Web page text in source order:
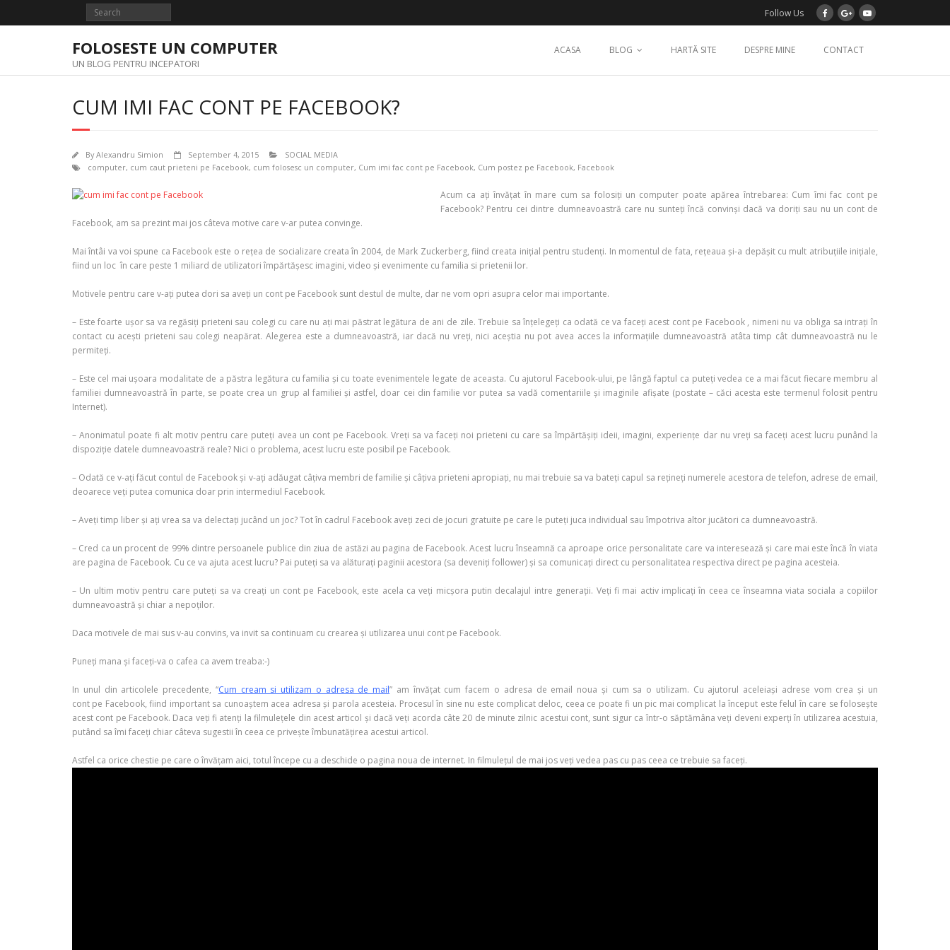
Follow Us
FOLOSESTE UN COMPUTER
UN BLOG PENTRU INCEPATORI
ACASA BLOG HARTĂ SITE DESPRE MINE CONTACT
CUM IMI FAC CONT PE FACEBOOK?
ByAlexandru Simion September 4, 2015
SOCIAL MEDIA
computer, cum caut prieteni pe Facebook, cum folosesc un computer, Cum imi fac cont pe Facebook, Cum postez pe Facebook, Facebook
Acum ca ați învățat în mare cum sa folosiți un computer poate apărea întrebarea: Cum îmi fac cont pe
Facebook? Pentru cei dintre dumneavoastră care nu sunteți încă convinși dacă va doriți sau nu un cont de
Facebook, am sa prezint mai jos câteva motive care v-ar putea convinge.
Mai întâi va voi spune ca Facebook este o rețea de socializare creata în 2004, de Mark Zuckerberg, fiind creata inițial pentru studenți. In momentul de fata, rețeaua și-a depășit cu mult atribuțiile inițiale,
fiind un loc în care peste 1 miliard de utilizatori împărtășesc imagini, video și evenimente cu familia si prietenii lor.
Motivele pentru care v-ați putea dori sa aveți un cont pe Facebook sunt destul de multe, dar ne vom opri asupra celor mai importante.
– Este foarte ușor sa va regăsiți prieteni sau colegi cu care nu ați mai păstrat legătura de ani de zile. Trebuie sa înțelegeți ca odată ce va faceți acest cont pe Facebook , nimeni nu va obliga sa intrați în
contact cu acești prieteni sau colegi neapărat. Alegerea este a dumneavoastră, iar dacă nu vreți, nici aceștia nu pot avea acces la informațiile dumneavoastră atâta timp cât dumneavoastră nu le
permiteți.
– Este cel mai ușoara modalitate de a păstra legătura cu familia și cu toate evenimentele legate de aceasta. Cu ajutorul Facebook-ului, pe lângă faptul ca puteți vedea ce a mai făcut fiecare membru al
familiei dumneavoastră în parte, se poate crea un grup al familiei și astfel, doar cei din familie vor putea sa vadă comentariile și imaginile afișate (postate – căci acesta este termenul folosit pentru
Internet).
– Anonimatul poate fi alt motiv pentru care puteți avea un cont pe Facebook. Vreți sa va faceți noi prieteni cu care sa împărtășiți ideii, imagini, experiențe dar nu vreți sa faceți acest lucru punând la
dispoziție datele dumneavoastră reale? Nici o problema, acest lucru este posibil pe Facebook.
– Odată ce v-ați făcut contul de Facebook și v-ați adăugat câțiva membri de familie și câțiva prieteni apropiați, nu mai trebuie sa va bateți capul sa rețineți numerele acestora de telefon, adrese de email,
deoarece veți putea comunica doar prin intermediul Facebook.
– Aveți timp liber și ați vrea sa va delectați jucând un joc? Tot în cadrul Facebook aveți zeci de jocuri gratuite pe care le puteți juca individual sau împotriva altor jucători ca dumneavoastră.
– Cred ca un procent de 99% dintre persoanele publice din ziua de astăzi au pagina de Facebook. Acest lucru înseamnă ca aproape orice personalitate care va interesează și care mai este încă în viata
are pagina de Facebook. Cu ce va ajuta acest lucru? Pai puteți sa va alăturați paginii acestora (sa deveniți follower) și sa comunicați direct cu personalitatea respectiva direct pe pagina acesteia.
– Un ultim motiv pentru care puteți sa va creați un cont pe Facebook, este acela ca veți micșora putin decalajul intre generații. Veți fi mai activ implicați în ceea ce înseamna viata sociala a copiilor
dumneavoastră și chiar a nepoților.
Daca motivele de mai sus v-au convins, va invit sa continuam cu crearea și utilizarea unui cont pe Facebook.
Puneți mana și faceți-va o cafea ca avem treaba:-)
In unul din articolele precedente, “Cum cream si utilizam o adresa de mail” am învățat cum facem o adresa de email noua și cum sa o utilizam. Cu ajutorul aceleiași adrese vom crea și un
cont pe Facebook, fiind important sa cunoaștem acea adresa și parola acesteia. Procesul în sine nu este complicat deloc, ceea ce poate fi un pic mai complicat la început este felul în care se folosește
acest cont pe Facebook. Daca veți fi atenți la filmulețele din acest articol și dacă veți acorda câte 20 de minute zilnic acestui cont, sunt sigur ca într-o săptămâna veți deveni experți în utilizarea acestuia,
putând sa îmi faceți chiar câteva sugestii în ceea ce privește îmbunatățirea acestui articol.
Astfel ca orice chestie pe care o învățam aici, totul începe cu a deschide o pagina noua de internet. In filmulețul de mai jos veți vedea pas cu pas ceea ce trebuie sa faceți.